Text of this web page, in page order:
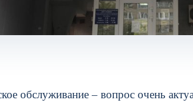
обслуживание – вопрос очень